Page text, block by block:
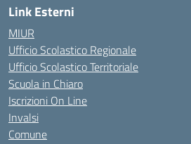
Link Esterni
MIUR
Ufficio Scolastico Regionale
Ufficio Scolastico Territoriale
Scuola in Chiaro
Iscrizioni On Line
Invalsi
Comune